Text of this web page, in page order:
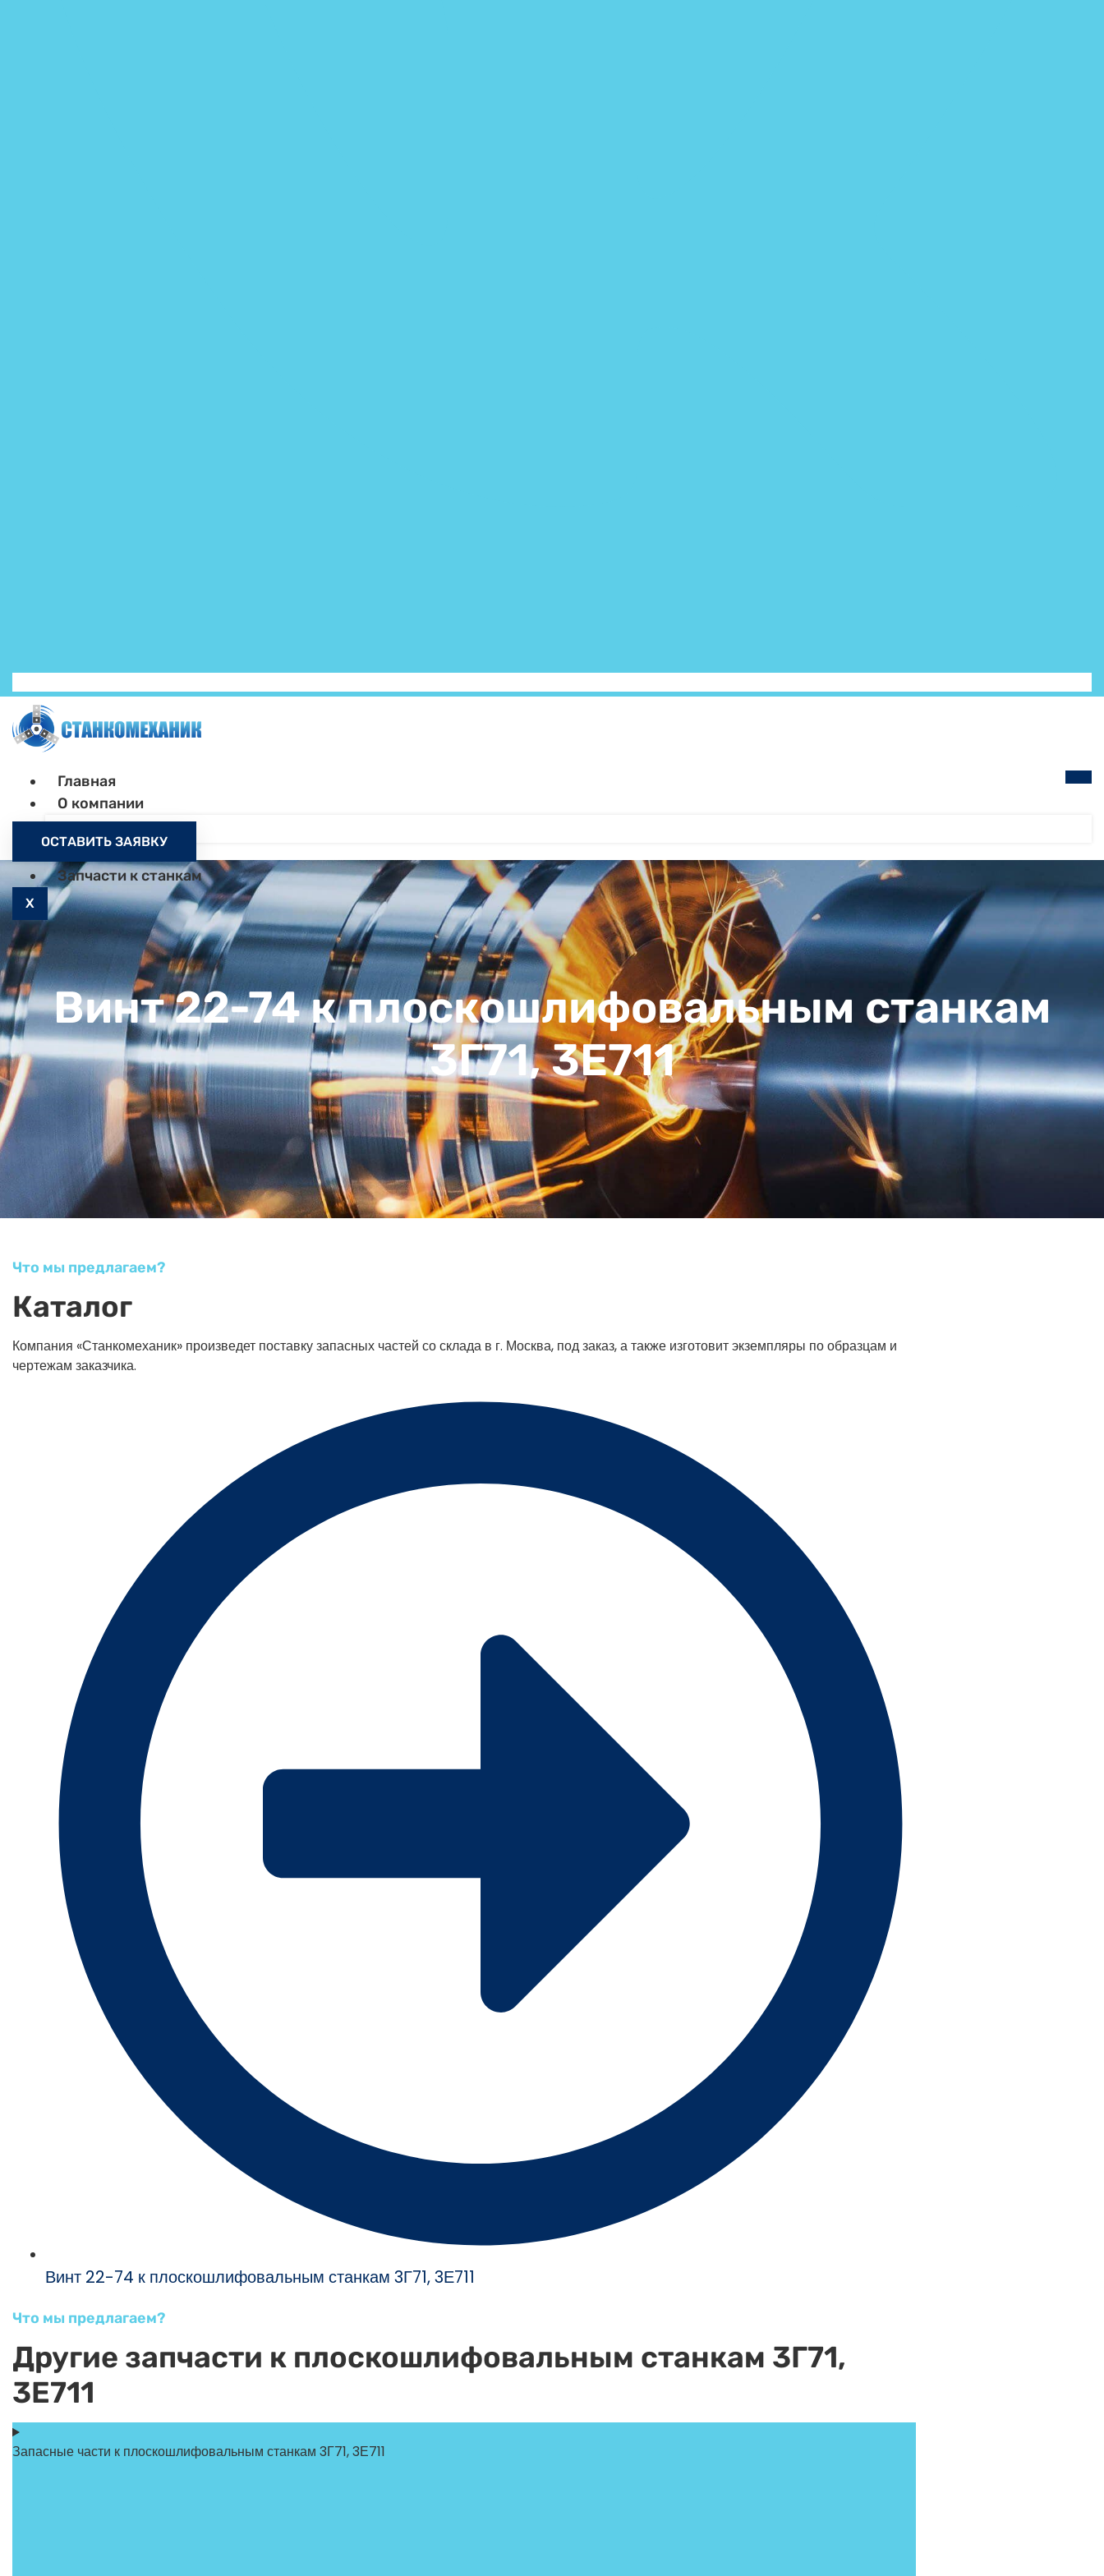
Главная
О компании
Запчасти к станкам
X
ОСТАВИТЬ ЗАЯВКУ
Винт 22-74 к плоскошлифовальным станкам
3Г71, 3Е711
Что мы предлагаем?
Каталог
Компания «Станкомеханик» произведет поставку запасных частей со склада в г. Москва, под заказ, а также изготовит экземпляры по образцам и
чертежам заказчика.
Винт 22-74 к плоскошлифовальным станкам 3Г71, 3Е711
Что мы предлагаем?
Другие запчасти к плоскошлифовальным станкам 3Г71,
3Е711
Запасные части к плоскошлифовальным станкам 3Г71, 3Е711